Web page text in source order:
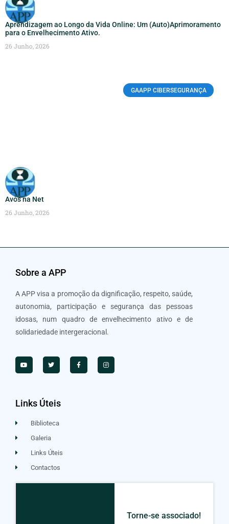
Aprendizagem ao Longo da Vida Online: Um (Auto)Aprimoramento
para o Envelhecimento Ativo.
26 Junho, 2026
GAAPP CIBERSEGURANÇA
Avós na Net
26 Junho, 2026
Sobre a APP
A APP visa a promoção da dignificação, respeito, saúde,
autonomia, participação e segurança das pessoas
idosas, num quadro de envelhecimento ativo e de
solidariedade intergeracional.
Links Úteis
Biblioteca
Galeria
Links Úteis
Contactos
Torne-se associado!